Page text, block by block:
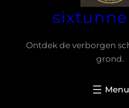
Ontdek de verborgen
grond.